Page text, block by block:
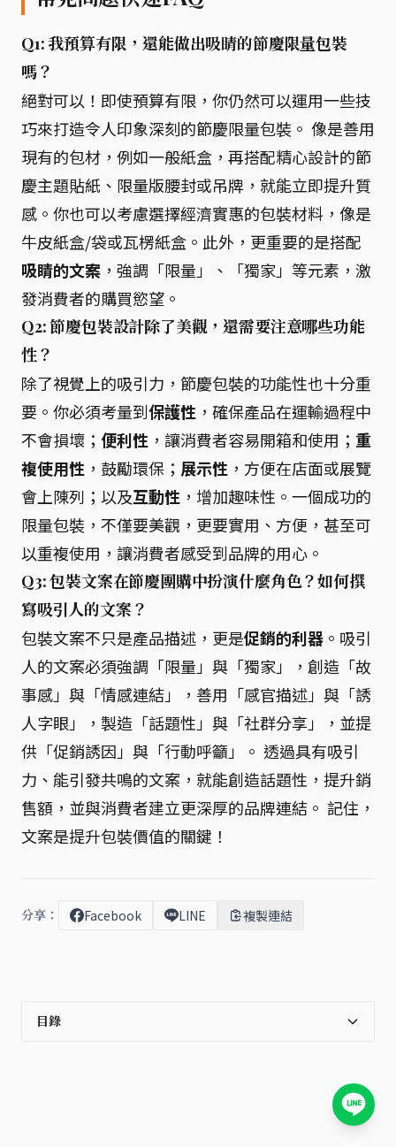
Q1: 我預算有限，還能做出吸睛的節慶限量包裝
嗎？
絕對可以！即使預算有限，你仍然可以運用一些技
巧來打造令人印象深刻的節慶限量包裝。 像是善用
現有的包材，例如一般紙盒，再搭配精心設計的節
慶主題貼紙、限量版腰封或吊牌，就能立即提升質
感。你也可以考慮選擇經濟實惠的包裝材料，像是
牛皮紙盒/袋或瓦楞紙盒。此外，更重要的是搭配
吸睛的文案 ，強調「限量」、「獨家」等元素，激
發消費者的購買慾望。
Q2: 節慶包裝設計除了美觀，還需要注意哪些功能
性？
除了視覺上的吸引力，節慶包裝的功能性也十分重
要。你必須考量到保護性 ，確保產品在運輸過程中
不會損壞； 便利性 ，讓消費者容易開箱和使用； 重
複使用性 ，鼓勵環保； 展示性 ，方便在店面或展覽
會上陳列；以及互動性 ，增加趣味性。一個成功的
限量包裝，不僅要美觀，更要實用、方便，甚至可
以重複使用，讓消費者感受到品牌的用心。
Q3: 包裝文案在節慶團購中扮演什麼角色？如何撰
寫吸引人的文案？
包裝文案不只是產品描述，更是促銷的利器 。吸引
人的文案必須強調「限量」與「獨家」，創造「故
事感」與「情感連結」，善用「感官描述」與「誘
人字眼」，製造「話題性」與「社群分享」，並提
供「促銷誘因」與「行動呼籲」。 透過具有吸引
力、能引發共鳴的文案，就能創造話題性，提升銷
售額，並與消費者建立更深厚的品牌連結。 記住，
文案是提升包裝價值的關鍵！
分享： Facebook LINE 複製連結
目錄